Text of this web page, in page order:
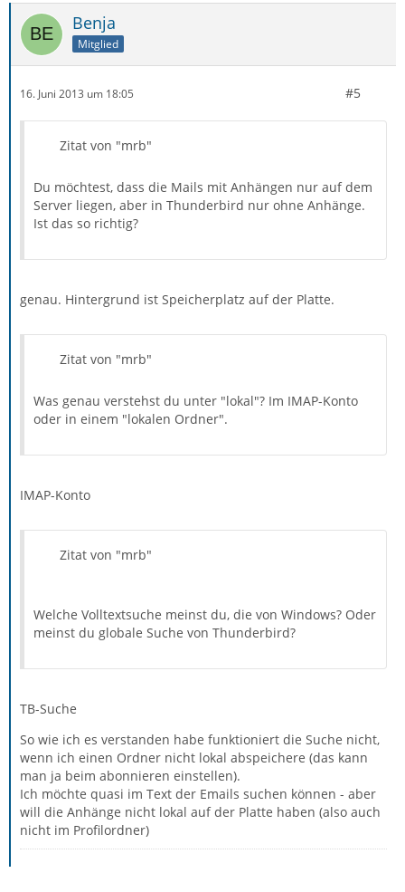
Benja
Mitglied
16. Juni 2013 um 18:05 #5
Zitat von "mrb"
Du möchtest, dass die Mails mit Anhängen nur auf dem
Server liegen, aber in Thunderbird nur ohne Anhänge.
Ist das so richtig?
genau. Hintergrund ist Speicherplatz auf der Platte.
Zitat von "mrb"
Was genau verstehst du unter "lokal"? Im IMAP-Konto
oder in einem "lokalen Ordner".
IMAP-Konto
Zitat von "mrb"
Welche Volltextsuche meinst du, die von Windows? Oder
meinst du globale Suche von Thunderbird?
TB-Suche
So wie ich es verstanden habe funktioniert die Suche nicht,
wenn ich einen Ordner nicht lokal abspeichere (das kann
man ja beim abonnieren einstellen).
Ich möchte quasi im Text der Emails suchen können - aber
will die Anhänge nicht lokal auf der Platte haben (also auch
nicht im Profilordner)